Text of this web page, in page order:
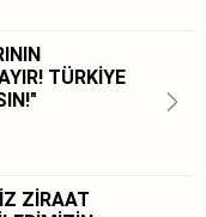
TÜRKİYE
ZİRAAT